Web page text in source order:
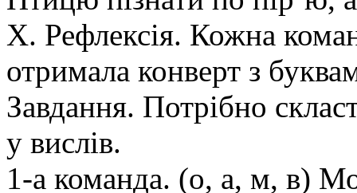
Χ. Рефлексія. Кожна
отримала конверт з
Завдання. Потрібно
у вислів.
1-а команда. (о, а, м, в)